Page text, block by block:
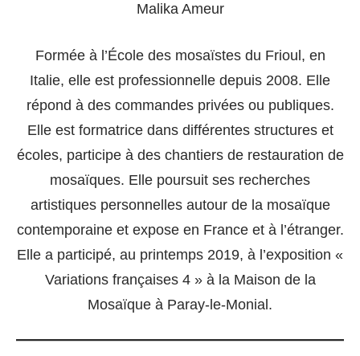
Malika Ameur
Formée à l’École des mosaïstes du Frioul, en
Italie, elle est professionnelle depuis 2008. Elle
répond à des commandes privées ou publiques.
Elle est formatrice dans différentes structures et
écoles, participe à des chantiers de restauration de
mosaïques. Elle poursuit ses recherches
artistiques personnelles autour de la mosaïque
contemporaine et expose en France et à l’étranger.
Elle a participé, au printemps 2019, à l’exposition «
Variations françaises 4 » à la Maison de la
Mosaïque à Paray-le-Monial.